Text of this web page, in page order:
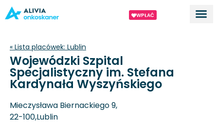
WPŁAĆ
« Lista placówek: Lublin
Wojewódzki Szpital
Specjalistyczny im. Stefana
Kardynała Wyszyńskiego
Mieczysława Biernackiego 9,
22-100,Lublin